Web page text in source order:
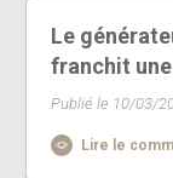
Le
franchit
Publié le 10/03/
Lire le